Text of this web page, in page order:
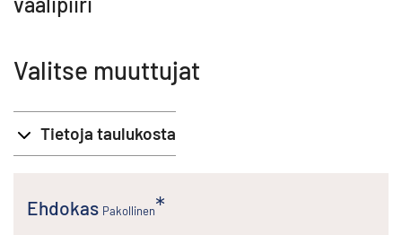
Valitse muuttujat
Tietoja taulukosta
Ehdokas Pakollinen